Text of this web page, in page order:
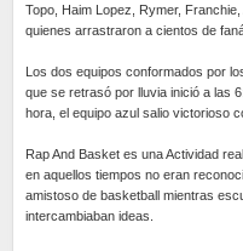
Topo, Haim Lopez, Rymer,
quienes arrastraron a cientos de
Los dos equipos conformados por
que se retrasó por lluvia inició a las
hora, el equipo azul salio victorioso
Rap And Basket es una Actividad
en aquellos tiempos no eran
amistoso de basketball mientras
intercambiaban ideas.